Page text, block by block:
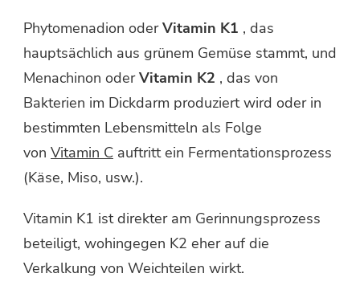
Phytomenadion oderVitamin K1 , das
hauptsächlich aus grünem Gemüse stammt, und
Menachinon oderVitamin K2 , das von
Bakterien im Dickdarm produziert wird oder in
bestimmten Lebensmitteln als Folge
von Vitamin C auftritt ein Fermentationsprozess
(Käse, Miso, usw.).
Vitamin K1 ist direkter am Gerinnungsprozess
beteiligt, wohingegen K2 eher auf die
Verkalkung von Weichteilen wirkt.